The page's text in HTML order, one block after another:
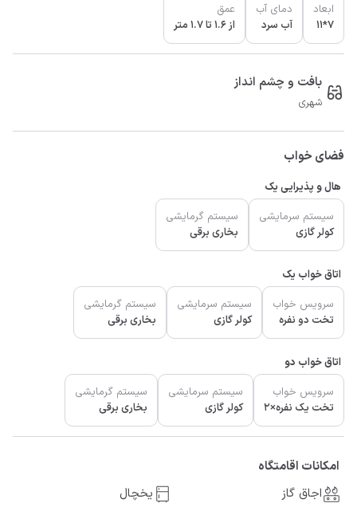
ابعاد
7*11
دمای آب
آب سرد
عمق
از 1.6 تا 1.7 متر
بافت و چشم انداز
شهری
فضای خواب
هال و پذیرایی یک
سیستم سرمایشی
کولر گازی
سیستم گرمایشی
بخاری برقی
اتاق خواب یک
سرویس خواب
تخت دو نفره
سیستم سرمایشی
کولر گازی
سیستم گرمایشی
بخاری برقی
اتاق خواب دو
سرویس خواب
تخت یک نفره×2
سیستم سرمایشی
کولر گازی
سیستم گرمایشی
بخاری برقی
امکانات اقامتگاه
اجاق گاز
یخچال